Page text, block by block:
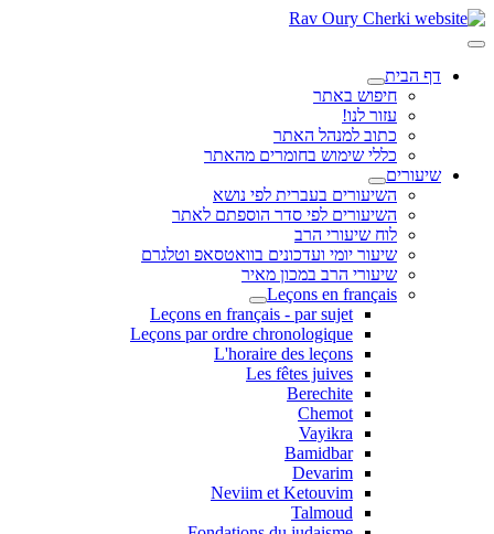
דף הבית
חיפוש באתר
עזור לנו!
כתוב למנהל האתר
כללי שימוש בחומרים מהאתר
שיעורים
השיעורים בעברית לפי נושא
השיעורים לפי סדר הוספתם לאתר
לוח שיעורי הרב
שיעור יומי ועדכונים בוואטסאפ וטלגרם
שיעורי הרב במכון מאיר
Leçons en français
Leçons en français - par sujet
Leçons par ordre chronologique
L'horaire des leçons
Les fêtes juives
Berechite
Chemot
Vayikra
Bamidbar
Devarim
Neviim et Ketouvim
Talmoud